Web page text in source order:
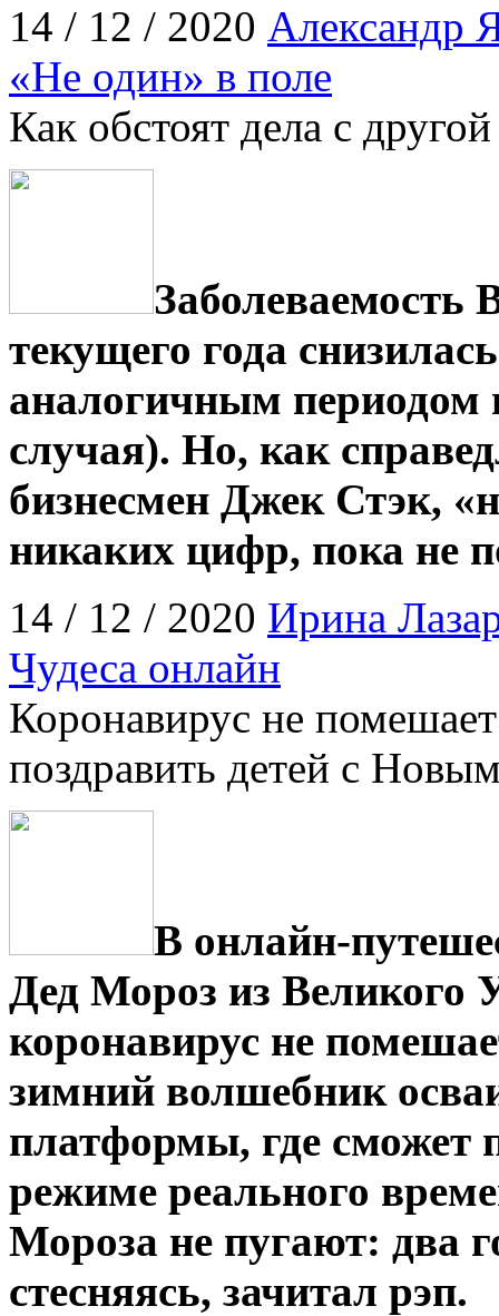
14 / 12 / 2020 Александр
«Не один» в поле
Как обстоят дела с
Заболеваемость
текущего года
аналогичным периодом
случая). Но, как
бизнесмен Джек Стэк,
никаких цифр, пока не
14 / 12 / 2020 Ирина
Чудеса онлайн
Коронавирус не
поздравить детей с
В онлайн-
Дед Мороз из Великого
коронавирус не
зимний волшебник
платформы, где сможет
режиме реального
Мороза не пугают: два
стесняясь, зачитал рэп.